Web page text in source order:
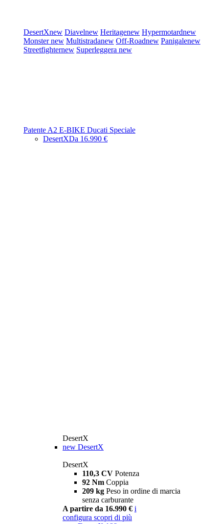
DesertXnew Diavelnew Heritagenew Hypermotardnew
Monsternew Multistradanew Off-Roadnew Panigalenew
Streetfighternew Superleggera new
Patente A2 E-BIKE Ducati Speciale
DesertXDa 16.990 €
DesertX
new DesertX
DesertX
110,3 CV Potenza
92 Nm Coppia
209 kg Peso in ordine di marcia
senza carburante
A partire da 16.990 € i
configura scopri di più